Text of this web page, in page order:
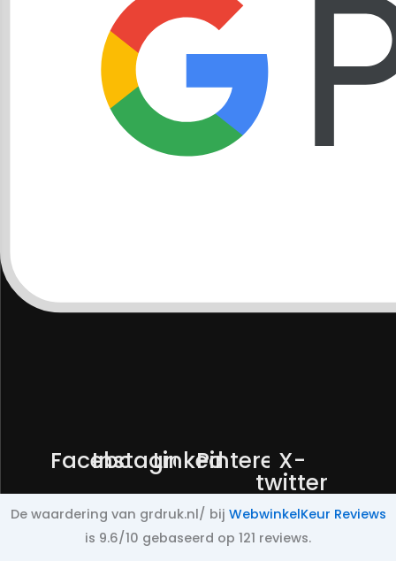
Facebook
Instagram
Linkedin
PinterestX-
twitter
De waardering van grdruk.nl/ bij WebwinkelKeur Reviews
is 9.6/10 gebaseerd op 121 reviews.